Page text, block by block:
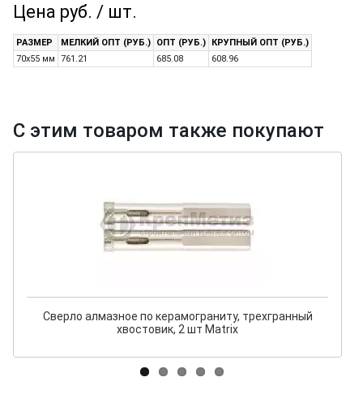
Цена руб. / шт.
РАЗМЕР МЕЛКИЙ ОПТ (РУБ.) ОПТ (РУБ.)
КРУПНЫЙ ОПТ (РУБ.)
70х55 мм
761.21 685.08 608.96
С этим товаром также покупают
Сверло алмазное по керамограниту, трехгранный
хвостовик, 2 шт Matrix